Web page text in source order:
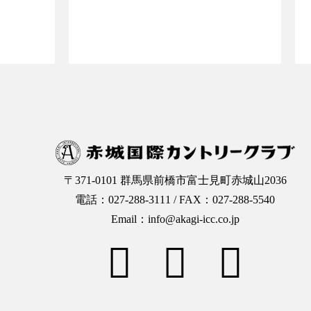
〒371-0101 群馬県前橋市富士見町赤城山2036
電話：027-288-3111 / FAX：027-288-5540
Email：info@akagi-icc.co.jp